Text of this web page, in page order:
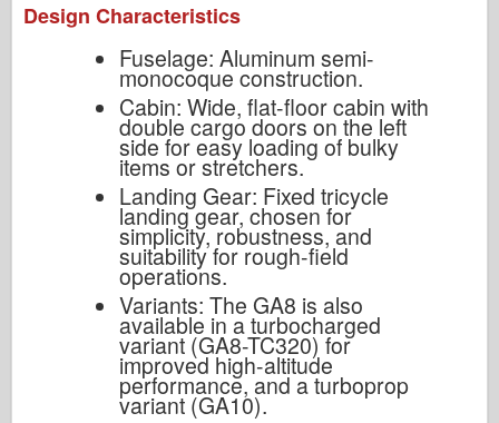
Design Characteristics
Fuselage: Aluminum semi-
monocoque construction.
Cabin: Wide, flat-floor cabin with
double cargo doors on the left
side for easy loading of bulky
items or stretchers.
Landing Gear: Fixed tricycle
landing gear, chosen for
simplicity, robustness, and
suitability for rough-field
operations.
Variants: The GA8 is also
available in a turbocharged
variant (GA8-TC320) for
improved high-altitude
performance, and a turboprop
variant (GA10).